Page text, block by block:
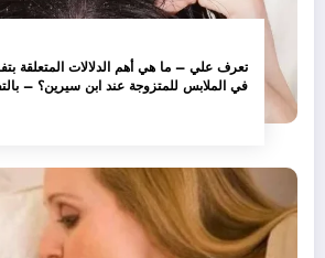
تعرف علي – ما هي أهم الدلالات المتعلقة
في الملابس للمتزوجة عند ابن سيرين؟ –